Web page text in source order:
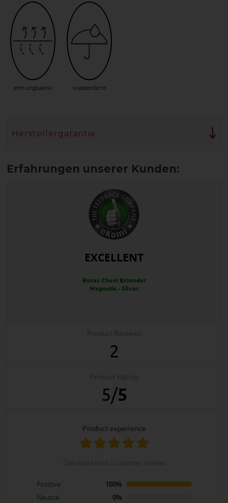
atmungsaktiv wasserdicht
Herstellergarantie
EXCELLENT
Bucas Chest Extender
Magnetic - Silver
2
5/5
product experience
Positive
100%
Neutral
0%